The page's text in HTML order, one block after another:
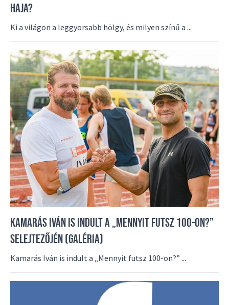
HAJA?
Ki a világon a leggyorsabb hölgy, és milyen színű a ...
KAMARÁS IVÁN IS INDULT A „MENNYIT FUTSZ 100-ON?”
SELEJTEZŐJÉN (GALÉRIA)
Kamarás Iván is indult a „Mennyit futsz 100-on?” ...